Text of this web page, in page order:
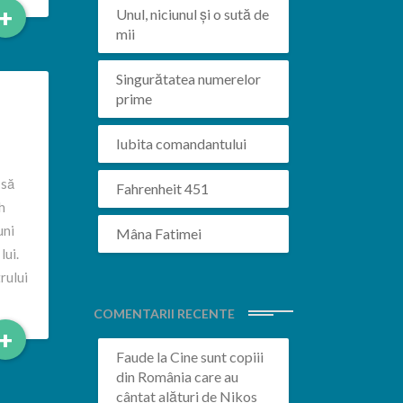
+Read
More
+Read
More
Unul, niciunul și o sută de
mii
Singurătatea numerelor
prime
Iubita comandantului
Fahrenheit 451
Mâna Fatimei
COMENTARII RECENTE
Faudela Cine sunt copiii
din România care au
cântat alături de Nikos